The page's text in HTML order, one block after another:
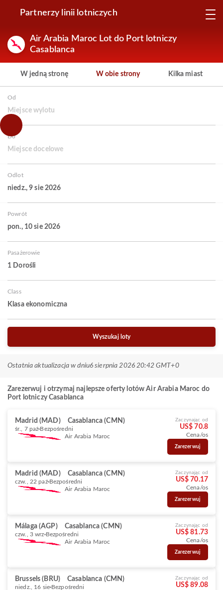
Partnerzy linii lotniczych
Air Arabia Maroc Lot do Port lotniczy
Casablanca
W jedną stronę W obie strony Kilka miast
Od
Miejsce wylotu
Do
Miejsce docelowe
Odlot
niedz., 9 sie 2026
Powrót
pon., 10 sie 2026
Pasażerowie
1 Dorośli
Class
Klasa ekonomiczna
Wyszukaj loty
Ostatnia aktualizacja w dniu6 sierpnia 2026 20:42 GMT+0
Zarezerwuj i otrzymaj najlepsze oferty lotów Air Arabia Maroc do
Port lotniczy Casablanca
Madrid (MAD) Casablanca (CMN)
śr., 7 paź Bezpośredni
Air Arabia Maroc
Zaczynając od
US$ 70.8
Cena/os
Zarezerwuj
Madrid (MAD) Casablanca (CMN)
czw., 22 paź Bezpośredni
Air Arabia Maroc
Zaczynając od
US$ 70.17
Cena/os
Zarezerwuj
Málaga (AGP) Casablanca (CMN)
czw., 3 wrz Bezpośredni
Air Arabia Maroc
Zaczynając od
US$ 81.73
Cena/os
Zarezerwuj
Brussels (BRU) Casablanca (CMN)
niedz., 16 sie Bezpośredni
Zaczynając od
US$ 89.08